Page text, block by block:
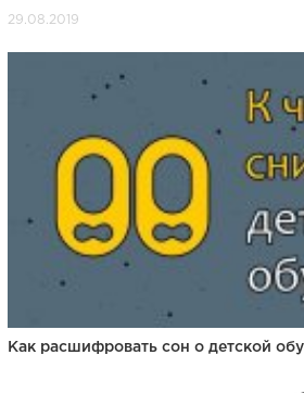
Как расшифровать сон о детской